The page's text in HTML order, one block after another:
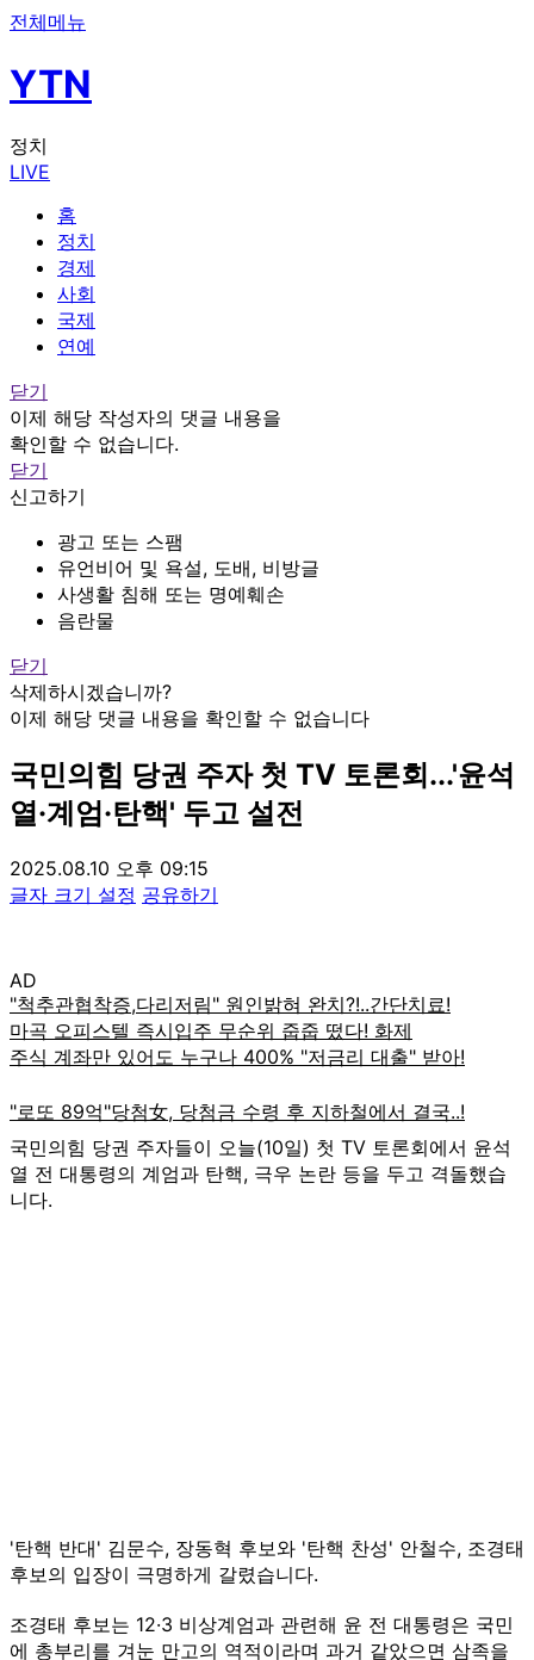
전체메뉴
YTN
정치
LIVE
홈
정치
경제
사회
국제
연예
닫기
이제 해당 작성자의 댓글 내용을
확인할 수 없습니다.
닫기
신고하기
광고 또는 스팸
유언비어 및 욕설, 도배, 비방글
사생활 침해 또는 명예훼손
음란물
닫기
삭제하시겠습니까?
이제 해당 댓글 내용을 확인할 수 없습니다
국민의힘 당권 주자 첫 TV 토론회...'윤석
열·계엄·탄핵' 두고 설전
2025.08.10 오후 09:15
글자 크기 설정 공유하기
AD
국민의힘 당권 주자들이 오늘(10일) 첫 TV 토론회에서 윤석
열 전 대통령의 계엄과 탄핵, 극우 논란 등을 두고 격돌했습
니다.
'탄핵 반대' 김문수, 장동혁 후보와 '탄핵 찬성' 안철수, 조경태
후보의 입장이 극명하게 갈렸습니다.
조경태 후보는 12·3 비상계엄과 관련해 윤 전 대통령은 국민
에 총부리를 겨눈 만고의 역적이라며 과거 같았으면 삼족을